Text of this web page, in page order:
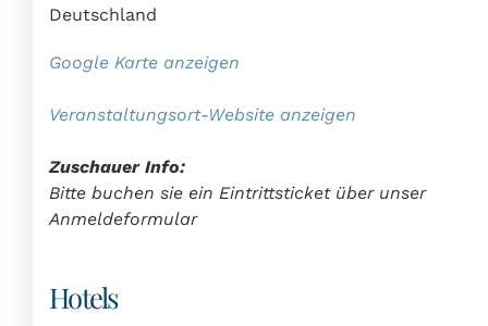
Deutschland
Google Karte anzeigen
Veranstaltungsort-Website anzeigen
Zuschauer Info:
Bitte buchen sie ein Eintrittsticket über unser
Anmeldeformular
Hotels